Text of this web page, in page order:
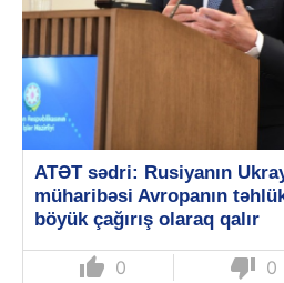
ATƏT sədri: Rusiyanın
müharibəsi Avropanın
böyük çağırış olaraq qalır
thumb_up 0 thumb_down 0